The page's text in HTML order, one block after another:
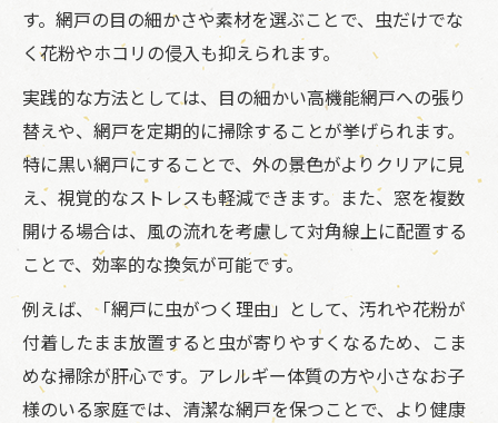
す。網戸の目の細かさや素材を選ぶことで、虫だけでな
く花粉やホコリの侵入も抑えられます。
実践的な方法としては、目の細かい高機能網戸への張り
替えや、網戸を定期的に掃除することが挙げられます。
特に黒い網戸にすることで、外の景色がよりクリアに見
え、視覚的なストレスも軽減できます。また、窓を複数
開ける場合は、風の流れを考慮して対角線上に配置する
ことで、効率的な換気が可能です。
例えば、「網戸に虫がつく理由」として、汚れや花粉が
付着したまま放置すると虫が寄りやすくなるため、こま
めな掃除が肝心です。アレルギー体質の方や小さなお子
様のいる家庭では、清潔な網戸を保つことで、より健康